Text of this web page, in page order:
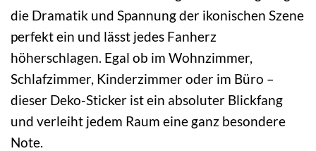
die Dramatik und Spannung der ikonischen Szene
perfekt ein und lässt jedes Fanherz
höherschlagen. Egal ob im Wohnzimmer,
Schlafzimmer, Kinderzimmer oder im Büro –
dieser Deko-Sticker ist ein absoluter Blickfang
und verleiht jedem Raum eine ganz besondere
Note.